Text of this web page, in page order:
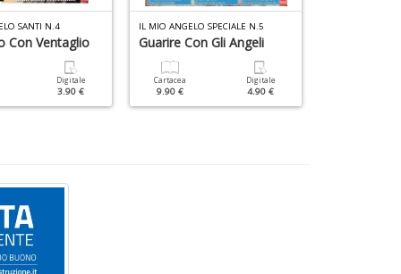
SANTI N.4
Con Ventaglio
Digitale
3.90 €
IL MIO ANGELO SPECIALE N.5
Guarire Con Gli Angeli
Cartacea
9.90 €
Digitale
4.90 €